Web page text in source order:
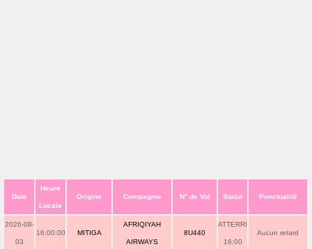
Date
Heure
Locale
Origine Compagnie N° de Vol Statut Ponctualité
2026-08-
03
16:00:00 MITIGA
AFRIQIYAH
AIRWAYS
8U440
ATTERRI
16:00
Aucun retard